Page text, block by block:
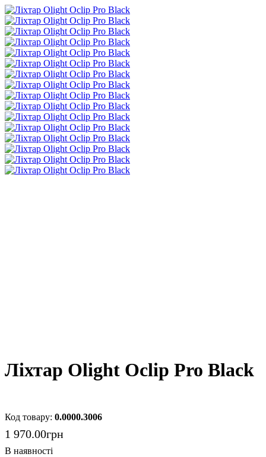
Ліхтар Olight Oclip Pro Black
0.0000.3006
1 970.00грн